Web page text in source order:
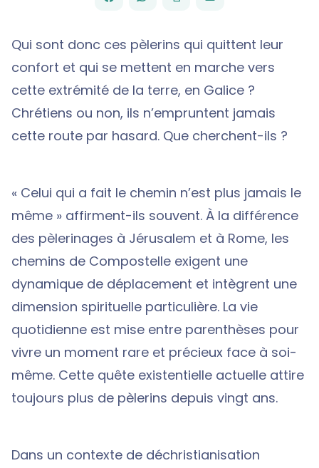
EMAIL
Qui sont donc ces pèlerins qui quittent leur
confort et qui se mettent en marche vers
cette extrémité de la terre, en Galice ?
Chrétiens ou non, ils n’empruntent jamais
cette route par hasard. Que cherchent-ils ?
« Celui qui a fait le chemin n’est plus jamais le
même » affirment-ils souvent. À la différence
des pèlerinages à Jérusalem et à Rome, les
chemins de Compostelle exigent une
dynamique de déplacement et intègrent une
dimension spirituelle particulière. La vie
quotidienne est mise entre parenthèses pour
vivre un moment rare et précieux face à soi-
même. Cette quête existentielle actuelle attire
toujours plus de pèlerins depuis vingt ans.
Dans un contexte de déchristianisation